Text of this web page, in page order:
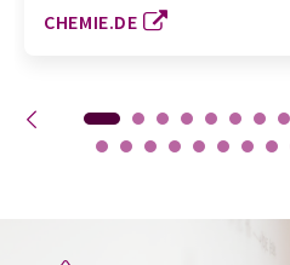
CHEMIE.DE